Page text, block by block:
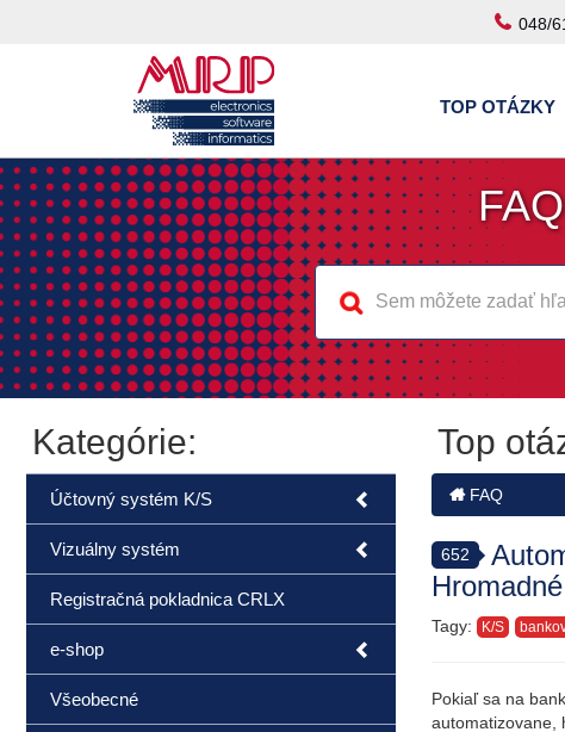
048/
TOP OTÁZKY
Kategórie:
Účtovný systém K/S
Vizuálny systém
Registračná pokladnica CRLX
e-shop
Všeobecné
Top
FAQ
652
Tagy: K/S
Pokiaľ sa na
automatizovane,